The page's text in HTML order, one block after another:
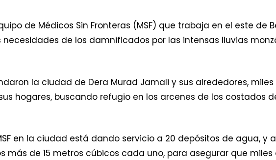
de Médicos Sin Fronteras (MSF) que trabaja en el este de
necesidades de los damnificados por las intensas lluvias
la ciudad de Dera Murad Jamali y sus alrededores,
hogares, buscando refugio en los arcenes de los costados
en la ciudad está dando servicio a 20 depósitos de agua, y
más de 15 metros cúbicos cada uno, para asegurar que miles